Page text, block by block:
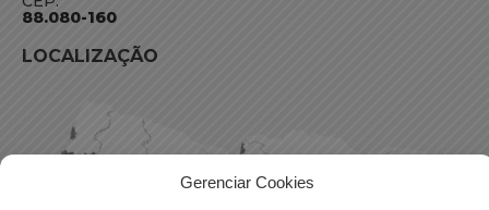
Gerenciar Cookies
88.080-160
LOCALIZAÇÃO